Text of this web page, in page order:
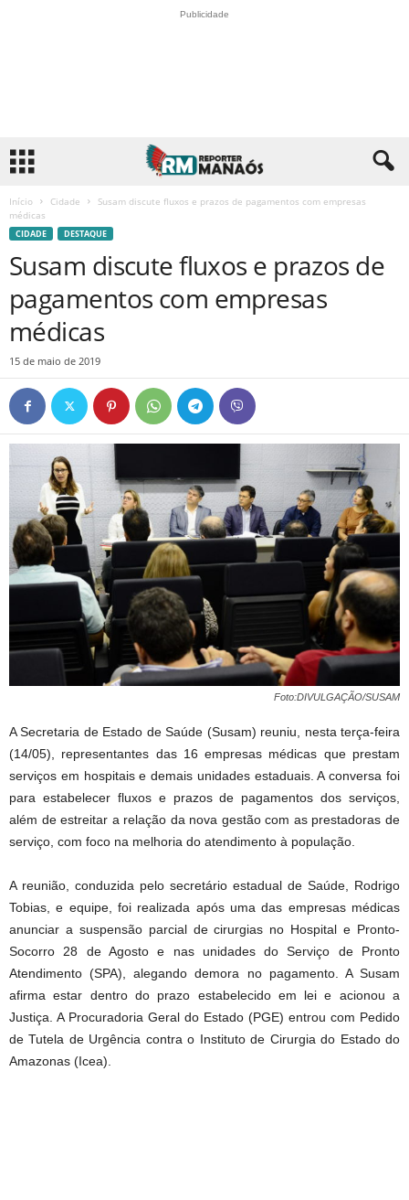
Publicidade
Início Cidade
Susam discute fluxos e prazos de pagamentos com empresas
médicas
CIDADE DESTAQUE
Susam discute fluxos e prazos de
pagamentos com empresas
médicas
15 de maio de 2019
Foto:DIVULGAÇÃO/SUSAM
A Secretaria de Estado de Saúde (Susam) reuniu, nesta terça-feira
(14/05), representantes das 16 empresas médicas que prestam
serviços em hospitais e demais unidades estaduais. A conversa foi
para estabelecer fluxos e prazos de pagamentos dos serviços,
além de estreitar a relação da nova gestão com as prestadoras de
serviço, com foco na melhoria do atendimento à população.
A reunião, conduzida pelo secretário estadual de Saúde, Rodrigo
Tobias, e equipe, foi realizada após uma das empresas médicas
anunciar a suspensão parcial de cirurgias no Hospital e Pronto-
Socorro 28 de Agosto e nas unidades do Serviço de Pronto
Atendimento (SPA), alegando demora no pagamento. A Susam
afirma estar dentro do prazo estabelecido em lei e acionou a
Justiça. A Procuradoria Geral do Estado (PGE) entrou com Pedido
de Tutela de Urgência contra o Instituto de Cirurgia do Estado do
Amazonas (Icea).